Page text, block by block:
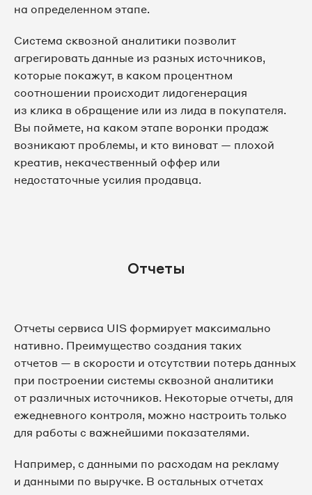
на определенном этапе.
Система сквозной аналитики позволит
агрегировать данные из разных источников,
которые покажут, в каком процентном
соотношении происходит лидогенерация
из клика в обращение или из лида в покупателя.
Вы поймете, на каком этапе воронки продаж
возникают проблемы, и кто виноват — плохой
креатив, некачественный оффер или
недостаточные усилия продавца.
Отчеты
Отчеты сервиса UIS формирует максимально
нативно. Преимущество создания таких
отчетов — в скорости и отсутствии потерь данных
при построении системы сквозной аналитики
от различных источников. Некоторые отчеты, для
ежедневного контроля, можно настроить только
для работы с важнейшими показателями.
Например, с данными по расходам на рекламу
и данными по выручке. В остальных отчетах